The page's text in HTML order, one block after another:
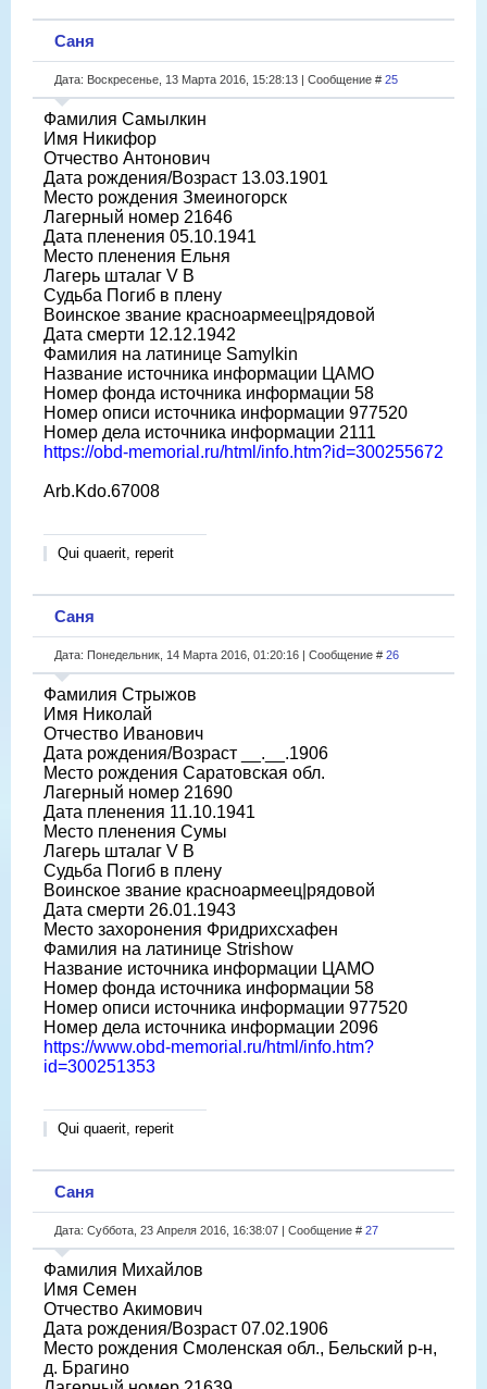
Саня
Дата: Воскресенье, 13 Марта 2016, 15:28:13 | Сообщение # 25
Фамилия Самылкин
Имя Никифор
Отчество Антонович
Дата рождения/Возраст 13.03.1901
Место рождения Змеиногорск
Лагерный номер 21646
Дата пленения 05.10.1941
Место пленения Ельня
Лагерь шталаг V B
Судьба Погиб в плену
Воинское звание красноармеец|рядовой
Дата смерти 12.12.1942
Фамилия на латинице Samylkin
Название источника информации ЦАМО
Номер фонда источника информации 58
Номер описи источника информации 977520
Номер дела источника информации 2111
https://obd-memorial.ru/html/info.htm?id=300255672
Arb.Kdo.67008
Qui quaerit, reperit
Саня
Дата: Понедельник, 14 Марта 2016, 01:20:16 | Сообщение # 26
Фамилия Стрыжов
Имя Николай
Отчество Иванович
Дата рождения/Возраст __.__.1906
Место рождения Саратовская обл.
Лагерный номер 21690
Дата пленения 11.10.1941
Место пленения Сумы
Лагерь шталаг V B
Судьба Погиб в плену
Воинское звание красноармеец|рядовой
Дата смерти 26.01.1943
Место захоронения Фридрихсхафен
Фамилия на латинице Strishow
Название источника информации ЦАМО
Номер фонда источника информации 58
Номер описи источника информации 977520
Номер дела источника информации 2096
https://www.obd-memorial.ru/html/info.htm?
id=300251353
Qui quaerit, reperit
Саня
Дата: Суббота, 23 Апреля 2016, 16:38:07 | Сообщение # 27
Фамилия Михайлов
Имя Семен
Отчество Акимович
Дата рождения/Возраст 07.02.1906
Место рождения Смоленская обл., Бельский р-н,
д. Брагино